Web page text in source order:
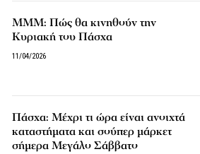
ΜΜΜ: Πώς θα κινηθούν την
Κυριακή του Πάσχα
11/04/2026
Πάσχα: Μέχρι τι ώρα είναι ανοιχτά
καταστήματα και σούπερ μάρκετ
σήμερα Μεγάλο Σάββατο